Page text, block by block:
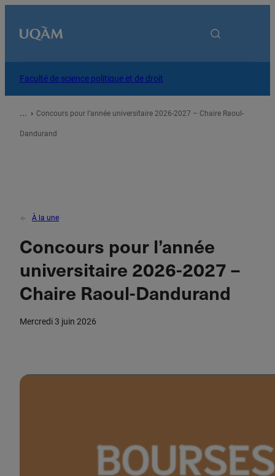
Accueil
À propos
Services
Vous êtes
Nous joindre
Faculté de science politique et de droit
Concours pour l’année universitaire 2026-2027 – Chaire Raoul-
Dandurand
À la une
Concours pour l’année
universitaire 2026-2027 –
Chaire Raoul-Dandurand
mercredi 3 juin 2026